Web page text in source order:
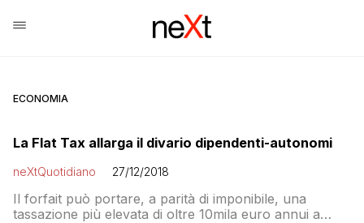
ECONOMIA
La Flat Tax allarga il divario dipendenti-autonomi
neXtQuotidiano 27/12/2018
Il forfait può portare, a parità di imponibile, una
tassazione più elevata di oltre 10mila euro annui a